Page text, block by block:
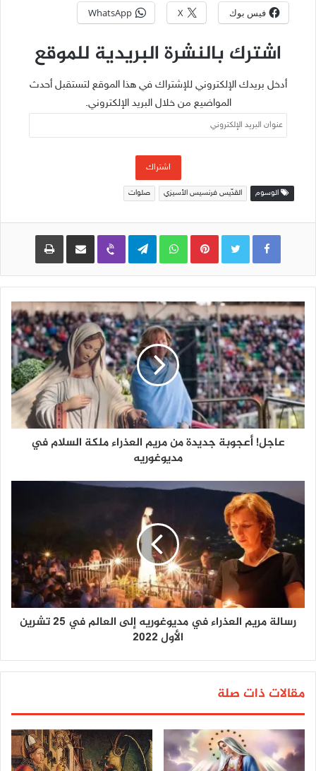
فيس بوك X
WhatsApp
اشترك بالنشرة البريدية للموقع
أدخل بريدك الإلكتروني للإشتراك في هذا الموقع لتستقبل أحدث
المواضيع من خلال البريد الإلكتروني.
عنوان
البريد
اشتراك
الوسوم القدّيس فرنسيس الأسيزي صلوات
Pinterest
WhatsApp
Telegram
Viber مشاركة عبر البريد طباعة
عاجل! أعجوبة جديدة من مريم العذراء ملكة السلام في
مديوغوريه
رسالة مريم العذراء في مديوغوريه إلى العالم في 25 تشرين
الأول 2022
مقالات ذات صلة